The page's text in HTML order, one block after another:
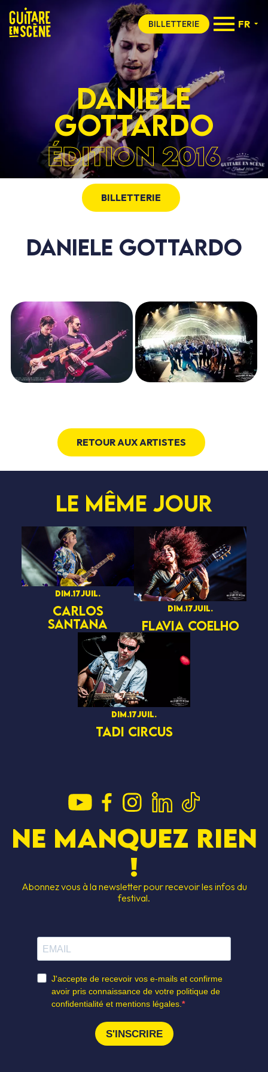
BILLETTERIE FR
DANIELE
GOTTARDO
ÉDITION 2016
BILLETTERIE
DANIELE GOTTARDO
RETOUR AUX ARTISTES
Le même jour
dim.17juil.
CARLOS
SANTANA
dim.17juil.
FLAVIA COELHO
dim.17juil.
TADI CIRCUS
Ne manquez rien
!
Abonnez vous à la newsletter pour recevoir les infos du
festival.